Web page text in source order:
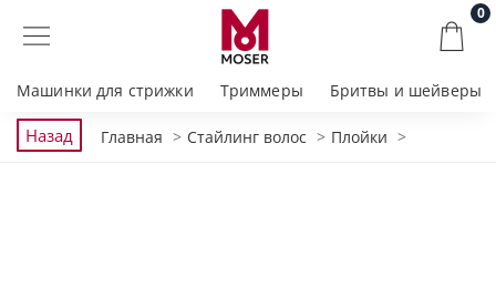
0
Машинки для стрижки Триммеры Бритвы и шейверы
Назад Главная Стайлинг волос Плойки